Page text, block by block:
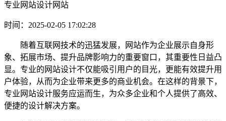
专业网站设计网站
时间：2025-02-05 17:02:28
随着互联网技术的迅猛发展，网站作为企业展示自身形
象、拓展市场、提升品牌影响力的重要窗口，其重要性日益凸
显。专业的网站设计不仅能吸引用户的目光，更能有效提升用
户体验，从而为企业带来更多的商业机会。在这样的背景下，
专业网站设计服务应运而生，为众多企业和个人提供了高效、
便捷的设计解决方案。